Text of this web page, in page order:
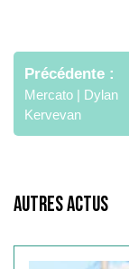
de
l’article
Précédente
Mercato | Dylan
Kervevan
Autres Actus